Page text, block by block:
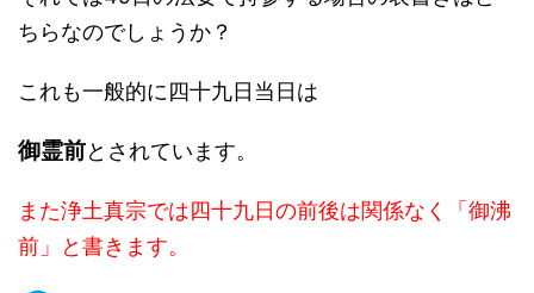
ちらなのでしょうか？
これも一般的に四十九日当日は
御霊前とされています。
また浄土真宗では四十九日の前後は関係なく「御沸
前」と書きます。